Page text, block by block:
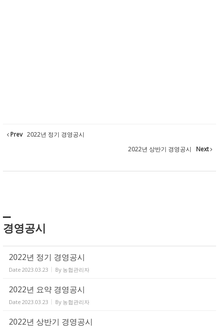
Prev 2022년 정기 경영공시
2022년 상반기 경영공시
Next
경영공시
2022년 정기 경영공시
Date 2023.03.23 By 농협관리자
2022년 요약 경영공시
Date 2023.03.23 By 농협관리자
2022년 상반기 경영공시